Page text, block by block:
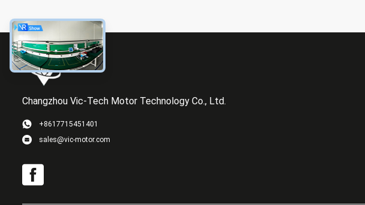
Changzhou Vic-Tech Motor Technology Co., Ltd.
+8617715451401
sales@vic-motor.com